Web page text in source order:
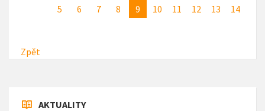
5
6 7 8 9 10 11 12 13 14
Zpět
AKTUALITY